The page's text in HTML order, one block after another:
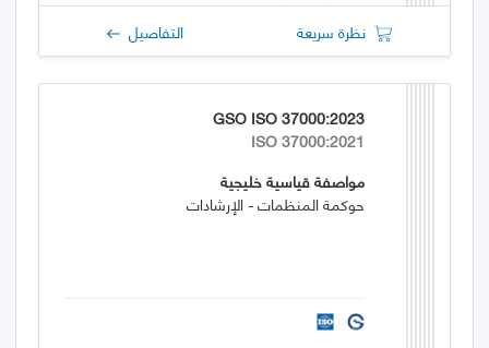
نظرة سريعة التفاصيل
GSO ISO 37000:2023
ISO 37000:2021
مواصفة قياسية خليجية
حوكمة المنظمات - الإرشادات